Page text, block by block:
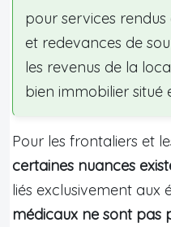
pour services rendus
et redevances de
les revenus de la
bien immobilier situé
Pour les frontaliers et
certaines nuances
liés exclusivement aux
médicaux ne sont pas